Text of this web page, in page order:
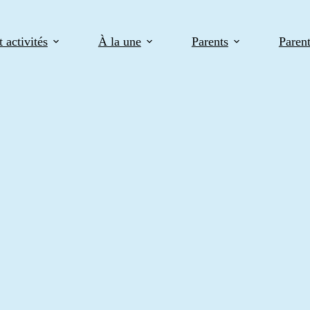
activités À la une Parents